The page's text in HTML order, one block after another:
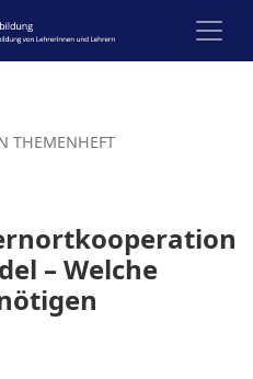
THEMENHEFT
– Welche